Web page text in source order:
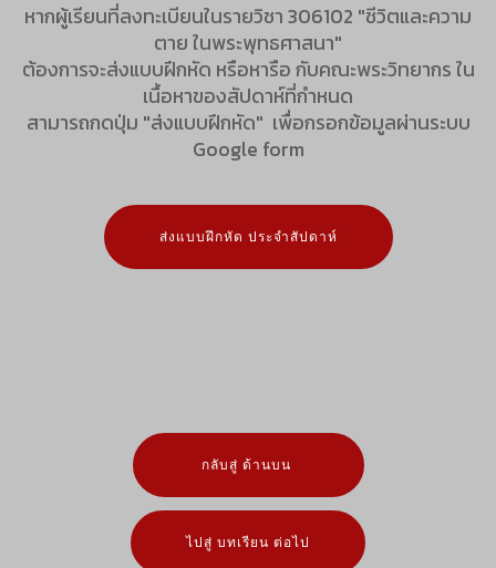
หากผู้เรียนที่ลงทะเบียนในรายวิชา 306102 "ชีวิตและความ
ตาย ในพระพุทธศาสนา"
ต้องการจะส่งแบบฝึกหัด หรือหารือ กับคณะพระวิทยากร ใน
เนื้อหาของสัปดาห์ที่กำหนด
สามารถกดปุ่ม "ส่งแบบฝึกหัด" เพื่อกรอกข้อมูลผ่านระบบ
Google form
ส่งแบบฝึกหัด ประจำสัปดาห์
กลับสู่ ด้านบน
ไปสู่ บทเรียน ต่อไป